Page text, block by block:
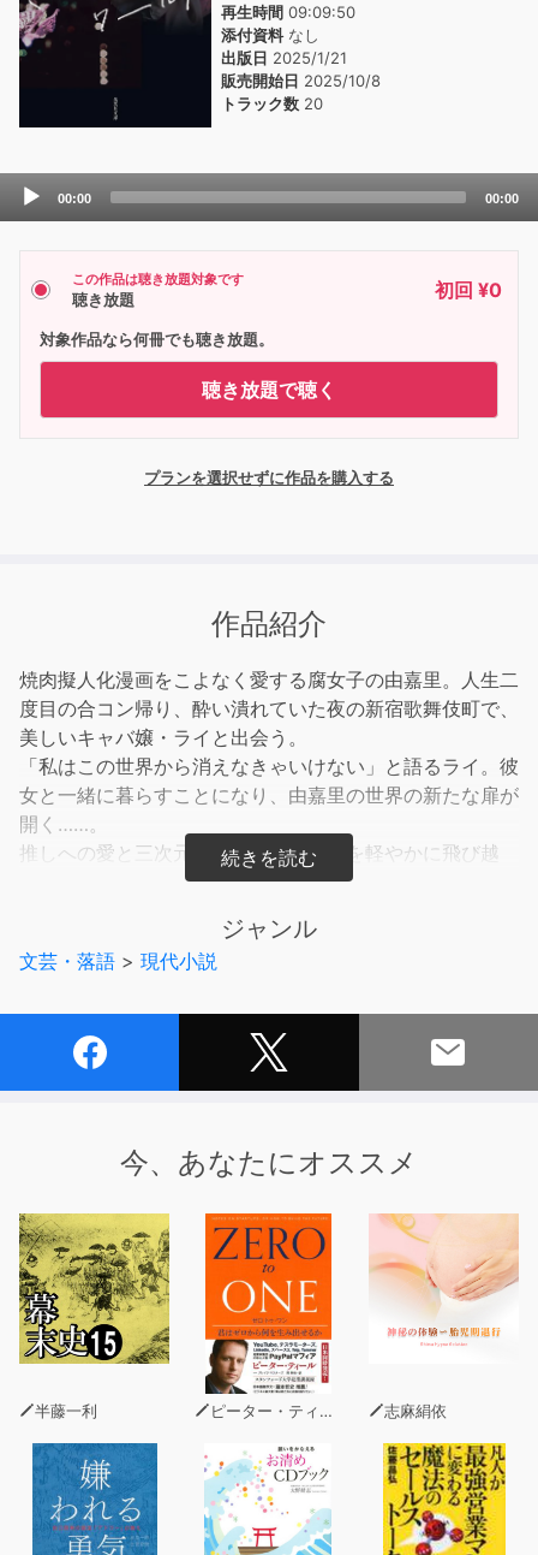
再生時間 09:09:50
添付資料なし
出版日 2025/1/21
販売開始日 2025/10/8
トラック数 20
Audio
Player
00:00 00:00
この作品は聴き放題対象です
聴き放題 初回 ¥0
対象作品なら何冊でも聴き放題。
聴き放題で聴く
プランを選択せずに作品を購入する
作品紹介
焼肉擬人化漫画をこよなく愛する腐女子の由嘉里。人生二
度目の合コン帰り、酔い潰れていた夜の新宿歌舞伎町で、
美しいキャバ嬢・ライと出会う。
「私はこの世界から消えなきゃいけない」と語るライ。彼
女と一緒に暮らすことになり、由嘉里の世界の新たな扉が
開く……。
推しへの愛と三次元の恋。世間の常識を軽やかに飛び越
え、幸せを求める気持ちが向かう先は？
恋愛の新境地。第35回柴田錬三郎賞受賞作！
ジャンル
文芸・落語 > 現代小説
今、あなたにオススメ
半藤一利 ピーター・ティール 志麻絹依